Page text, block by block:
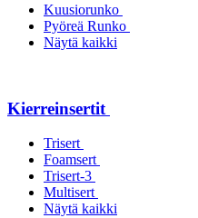
Kuusiorunko
Pyöreä Runko
Näytä kaikki
Kierreinsertit
Trisert
Foamsert
Trisert-3
Multisert
Näytä kaikki